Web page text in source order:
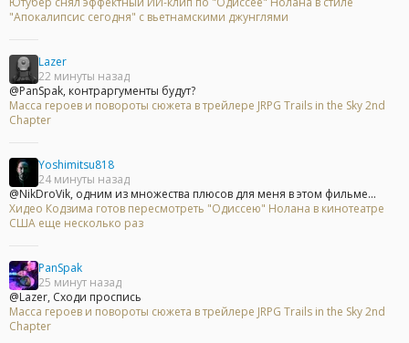
"Апокалипсис сегодня" с вьетнамскими джунглями
Lazer
22 минуты назад
@PanSpak, контраргументы будут?
Масса героев и повороты сюжета в трейлере JRPG Trails in the Sky 2nd
Chapter
Yoshimitsu818
24 минуты назад
@NikDroVik, одним из множества плюсов для меня в этом фильме...
Хидео Кодзима готов пересмотреть "Одиссею" Нолана в кинотеатре
США еще несколько раз
PanSpak
25 минут назад
@Lazer, Сходи проспись
Масса героев и повороты сюжета в трейлере JRPG Trails in the Sky 2nd
Chapter